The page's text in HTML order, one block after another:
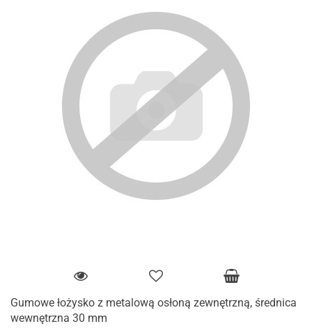
Gumowe łożysko z metalową osłoną zewnętrzną, średnica
wewnętrzna 30 mm